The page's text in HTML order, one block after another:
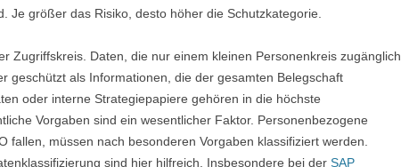
Je größer das Risiko, desto höher die Schutzkategorie.
Zugriffskreis. Daten, die nur einem kleinen Personenkreis zugänglich
geschützt als Informationen, die der gesamten Belegschaft
oder interne Strategiepapiere gehören in die höchste
Vorgaben sind ein wesentlicher Faktor. Personenbezogene
fallen, müssen nach besonderen Vorgaben klassifiziert werden.
sind hier hilfreich. Insbesondere bei der SAP